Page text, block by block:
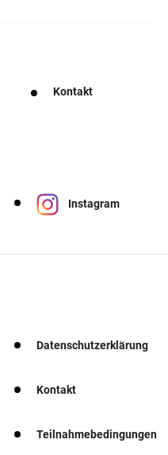
Kontakt
Instagram
Datenschutzerklärung
Kontakt
Teilnahmebedingungen